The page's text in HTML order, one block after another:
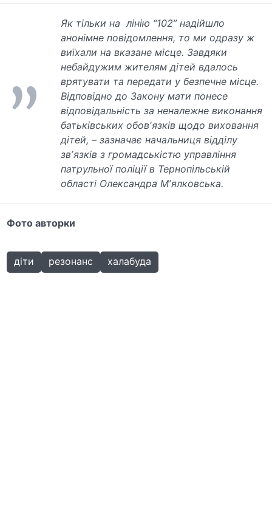
Як тільки на лінію “102” надійшло
анонімне повідомлення, то ми одразу ж
виїхали на вказане місце. Завдяки
небайдужим жителям дітей вдалось
врятувати та передати у безпечне місце.
Відповідно до Закону мати понесе
відповідальність за неналежне виконання
батьківських обов'язків щодо виховання
дітей, – зазначає начальниця відділу
звʼязків з громадськістю управління
патрульної поліції в Тернопільській
області Олександра Мʼялковська.
Фото авторки
діти резонанс халабуда